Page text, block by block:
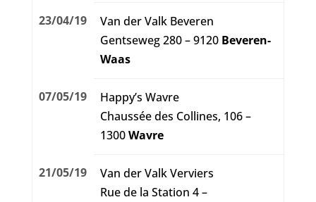
23/04/19
Van der Valk Beveren
Gentseweg 280 – 9120 Beveren-
Waas
07/05/19
Happy’s Wavre
Chaussée des Collines, 106 –
1300Wavre
21/05/19
Van der Valk Verviers
Rue de la Station 4 –